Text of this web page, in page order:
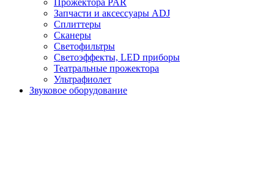
Запчасти и аксессуары ADJ
Сплиттеры
Сканеры
Светофильтры
Светоэффекты, LED приборы
Театральные прожектора
Ультрафиолет
Звуковое оборудование